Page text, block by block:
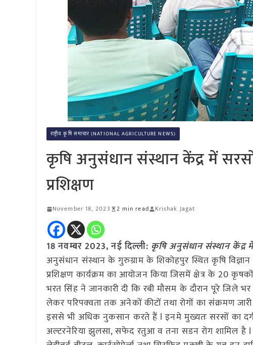
राष्ट्रीय कृषि समाचार (NATIONAL AGRICULTURE NEWS)
कृषि अनुसंधान संस्थान केंद्र में
प्रशिक्षण
November 18, 2023 2 min read Krishak Jagat
18 नवम्बर 2023, नई दिल्ली: कृषि अनुसंधान संस्थान केंद्र
अनुसंधान संस्थान के गुरुग्राम के शिकोहपुर स्थित कृषि
प्रशिक्षण कार्यक्रम का आयोजन किया जिसमें क्षेत्र के 20
भरत सिंह ने जानकारी दी कि रबी मौसम के दौरान पूरे
लेकर परिपक्वता तक अनेकों कीटों तथा रोगों का संक्रमण
इससे भी अधिक नुकसान करते हैं l इनमे मुख्यतः सरसों का
अल्टरनेरिया झुलसा, सफेद रतुआ व तना सडन रोग शामिल है l